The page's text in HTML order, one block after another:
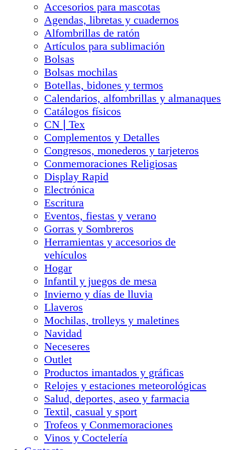
Accesorios para mascotas
Agendas, libretas y cuadernos
Alfombrillas de ratón
Artículos para sublimación
Bolsas
Bolsas mochilas
Botellas, bidones y termos
Calendarios, alfombrillas y almanaques
Catálogos físicos
CN❘Tex
Complementos y Detalles
Congresos, monederos y tarjeteros
Conmemoraciones Religiosas
Display Rapid
Electrónica
Escritura
Eventos, fiestas y verano
Gorras y Sombreros
Herramientas y accesorios de
vehículos
Hogar
Infantil y juegos de mesa
Invierno y días de lluvia
Llaveros
Mochilas, trolleys y maletines
Navidad
Neceseres
Outlet
Productos imantados y gráficas
Relojes y estaciones meteorológicas
Salud, deportes, aseo y farmacia
Textil, casual y sport
Trofeos y Conmemoraciones
Vinos y Coctelería